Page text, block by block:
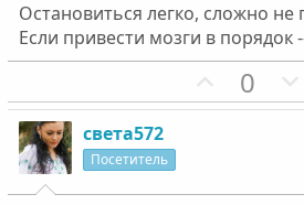
н
ы
г
Остановиться легко, сложно
Если привести мозги в порядок
П
о
т
0
света572
Посетитель